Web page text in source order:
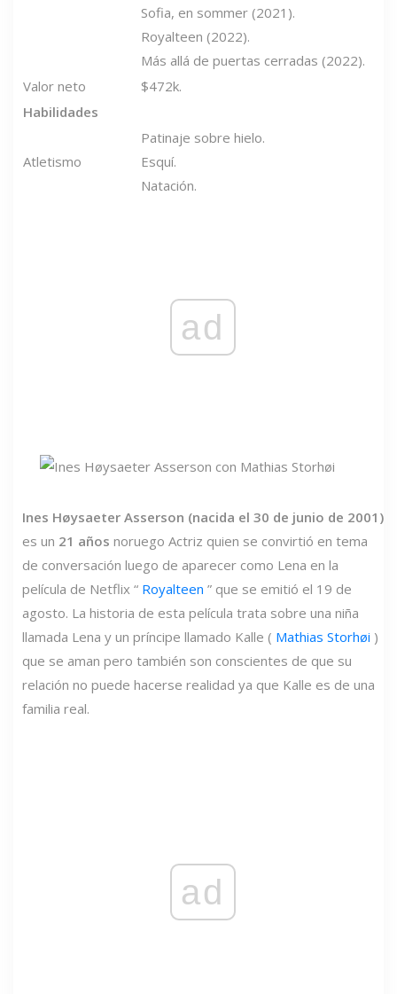
Sofia, en sommer (2021).
Royalteen (2022).
Más allá de puertas cerradas (2022).
Valor neto
$472k.
Habilidades
Atletismo
Patinaje sobre hielo.
Esquí.
Natación.
ad
Ines Høysaeter Asserson (nacida el 30 de junio de 2001)
es un 21 años noruego Actriz quien se convirtió en tema
de conversación luego de aparecer como Lena en la
película de Netflix “ Royalteen ” que se emitió el 19 de
agosto. La historia de esta película trata sobre una niña
llamada Lena y un príncipe llamado Kalle ( Mathias Storhøi )
que se aman pero también son conscientes de que su
relación no puede hacerse realidad ya que Kalle es de una
familia real.
ad